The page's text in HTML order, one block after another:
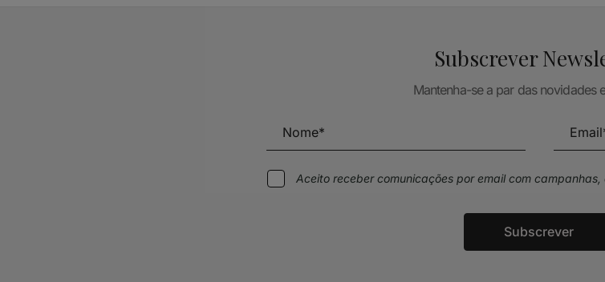
Subscrever
Mantenha-se a par das novidades
Aceito receber comunicações por email com campanhas,
Subscrever